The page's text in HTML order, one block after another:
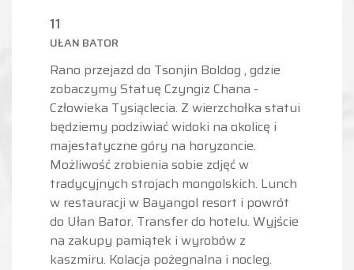
11
UŁAN BATOR
Rano przejazd do Tsonjin Boldog , gdzie
zobaczymy Statuę Czyngiz Chana -
Człowieka Tysiąclecia. Z wierzchołka statui
będziemy podziwiać widoki na okolicę i
majestatyczne góry na horyzoncie.
Możliwość zrobienia sobie zdjęć w
tradycyjnych strojach mongolskich. Lunch
w restauracji w Bayangol resort i powrót
do Ułan Bator. Transfer do hotelu. Wyjście
na zakupy pamiątek i wyrobów z
kaszmiru. Kolacja pożegnalna i nocleg.